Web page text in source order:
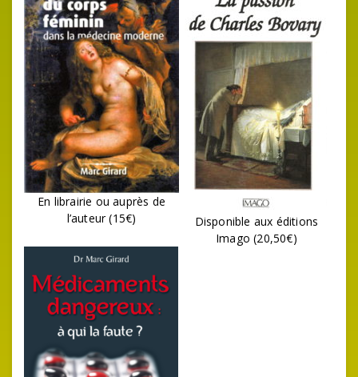
En librairie ou auprès de
l’auteur (15€)
Disponible aux éditions
Imago (20,50€)